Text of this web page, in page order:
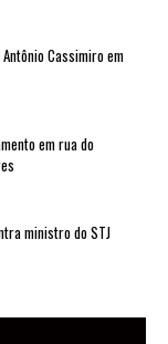
Cassimiro em
em rua do
ministro do STJ